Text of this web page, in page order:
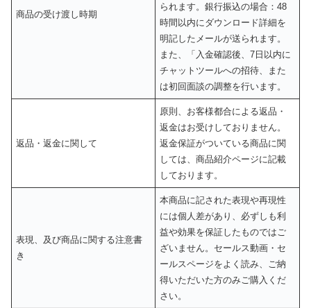
商品の受け渡し時期
られます。銀行振込の場合：48
時間以内にダウンロード詳細を
明記したメールが送られます。
また、「入金確認後、7日以内に
チャットツールへの招待、また
は初回面談の調整を行います。
返品・返金に関して
原則、お客様都合による返品・
返金はお受けしておりません。
返金保証がついている商品に関
しては、商品紹介ページに記載
しております。
表現、及び商品に関する注意書
き
本商品に記された表現や再現性
には個人差があり、必ずしも利
益や効果を保証したものではご
ざいません。セールス動画・セ
ールスページをよく読み、ご納
得いただいた方のみご購入くだ
さい。